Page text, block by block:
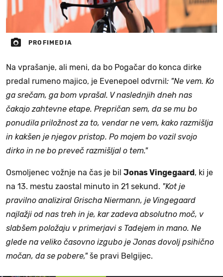
PROFIMEDIA
Na vprašanje, ali meni, da bo Pogačar do konca dirke
predal rumeno majico, je Evenepoel odvrnil: "Ne vem. Ko
ga srečam, ga bom vprašal. V naslednjih dneh nas
čakajo zahtevne etape. Prepričan sem, da se mu bo
ponudila priložnost za to, vendar ne vem, kako razmišlja
in kakšen je njegov pristop. Po mojem bo vozil svojo
dirko in ne bo preveč razmišljal o tem."
Osmoljenec vožnje na čas je bil Jonas Vingegaard, ki je
na 13. mestu zaostal minuto in 21 sekund. "Kot je
pravilno analiziral Grischa Niermann, je Vingegaard
najlažji od nas treh in je, kar zadeva absolutno moč, v
slabšem položaju v primerjavi s Tadejem in mano. Ne
glede na veliko časovno izgubo je Jonas dovolj psihično
močan, da se pobere,"še pravi Belgijec.